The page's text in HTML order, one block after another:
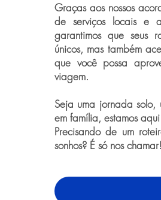
Graças aos nossos
de serviços locais e
garantimos que seus
únicos, mas também
que você possa
viagem.
Seja uma jornada solo,
em família, estamos
Precisando de um
sonhos? É só nos chamar!